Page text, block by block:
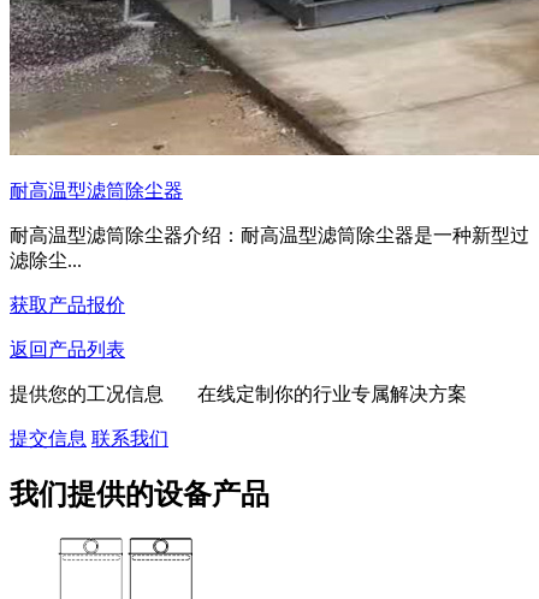
耐高温型滤筒除尘器
耐高温型滤筒除尘器介绍：耐高温型滤筒除尘器是一种新型过
滤除尘...
获取产品报价
返回产品列表
提供您的工况信息 在线定制你的行业专属解决方案
提交信息 联系我们
我们提供的设备产品